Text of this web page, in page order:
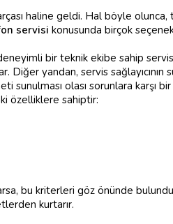
haline geldi. Hal böyle
servisi konusunda birçok
bir teknik ekibe sahip
Diğer yandan, servis
sunulması olası sorunlara karşı
özelliklere sahiptir:
bu kriterleri göz önünde
kurtarır.